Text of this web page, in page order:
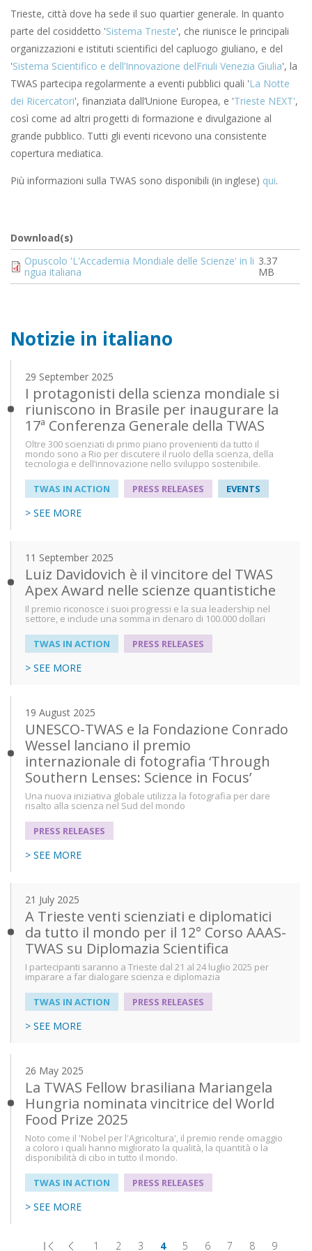
Trieste, città dove ha sede il suo quartier generale. In quanto
parte del cosiddetto 'Sistema Trieste', che riunisce le principali
organizzazioni e istituti scientifici del capluogo giuliano, e del
'Sistema Scientifico e dell’Innovazione delFriuli Venezia Giulia', la
TWAS partecipa regolarmente a eventi pubblici quali 'La Notte
dei Ricercatori', finanziata dall’Unione Europea, e 'Trieste NEXT',
così come ad altri progetti di formazione e divulgazione al
grande pubblico. Tutti gli eventi ricevono una consistente
copertura mediatica.
Più informazioni sulla TWAS sono disponibili (in inglese) qui.
Download(s)
Document
Opuscolo 'L'Accademia Mondiale delle Scienze' in li
ngua italiana
3.37
MB
Notizie in italiano
29 September 2025
I protagonisti della scienza mondiale si
riuniscono in Brasile per inaugurare la
17ª Conferenza Generale della TWAS
Oltre 300 scienziati di primo piano provenienti da tutto il
mondo sono a Rio per discutere il ruolo della scienza, della
tecnologia e dell’innovazione nello sviluppo sostenibile.
TWAS IN ACTION
PRESS RELEASES EVENTS
> SEE MORE
11 September 2025
Luiz Davidovich è il vincitore del TWAS
Apex Award nelle scienze quantistiche
Il premio riconosce i suoi progressi e la sua leadership nel
settore, e include una somma in denaro di 100.000 dollari
TWAS IN ACTION
PRESS RELEASES
> SEE MORE
19 August 2025
UNESCO-TWAS e la Fondazione Conrado
Wessel lanciano il premio
internazionale di fotografia ‘Through
Southern Lenses: Science in Focus’
Una nuova iniziativa globale utilizza la fotografia per dare
risalto alla scienza nel Sud del mondo
PRESS RELEASES
> SEE MORE
21 July 2025
A Trieste venti scienziati e diplomatici
da tutto il mondo per il 12° Corso AAAS-
TWAS su Diplomazia Scientifica
I partecipanti saranno a Trieste dal 21 al 24 luglio 2025 per
imparare a far dialogare scienza e diplomazia
TWAS IN ACTION
PRESS RELEASES
> SEE MORE
26 May 2025
La TWAS Fellow brasiliana Mariangela
Hungria nominata vincitrice del World
Food Prize 2025
Noto come il 'Nobel per l'Agricoltura', il premio rende omaggio
a coloro i quali hanno migliorato la qualità, la quantità o la
disponibilità di cibo in tutto il mondo.
TWAS IN ACTION
PRESS RELEASES
> SEE MORE
1 2 3 4 5 6 7 8 9